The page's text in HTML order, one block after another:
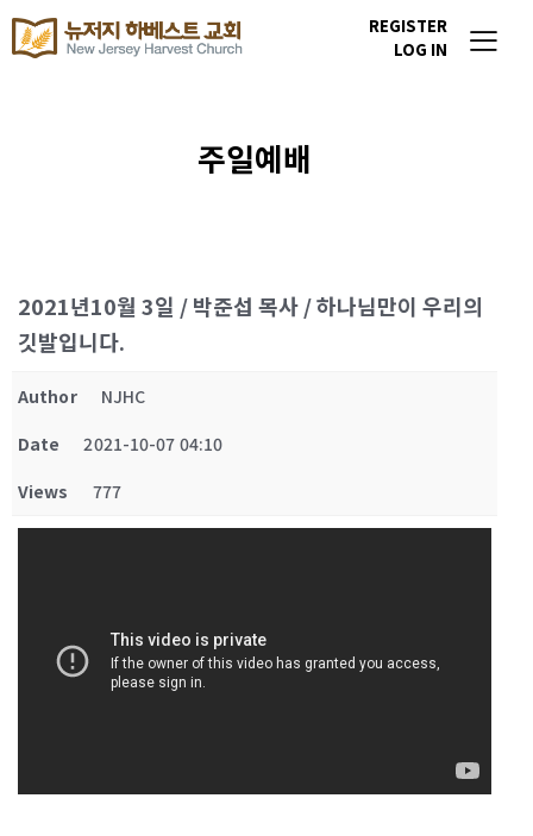
REGISTER
LOG IN
주일예배
2021년10월 3일 / 박준섭 목사 / 하나님만이 우리의
깃발입니다.
Author
NJHC
Date
2021-10-07 04:10
Views
777